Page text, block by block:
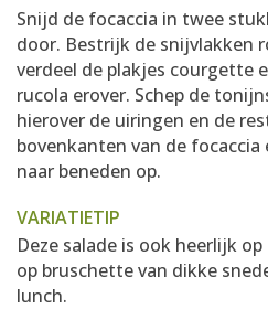
Snijd de focaccia in twee
door. Bestrijk de snijvlakken
verdeel de plakjes courgette
rucola erover. Schep de
hierover de uiringen en de
bovenkanten van de
naar beneden op.
VARIATIETIP
Deze salade is ook heerlijk
op bruschette van dikke
lunch.